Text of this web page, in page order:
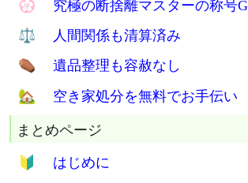
郊外でインフラ底辺生活
💡 モバイル発電で電気代0円生活
🚿 冬でも水シャワーでガス代0円
💧 賃貸住宅で水道代0円を検討
🗑 ゴミ袋代は年間0円
📶 格安SIM月900円生活